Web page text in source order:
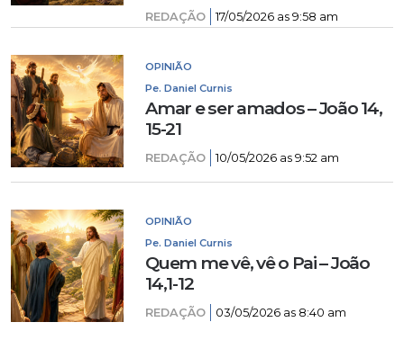
REDAÇÃO 17/05/2026 as 9:58 am
OPINIÃO
Pe. Daniel Curnis
Amar e ser amados – João 14,
15-21
REDAÇÃO 10/05/2026 as 9:52 am
OPINIÃO
Pe. Daniel Curnis
Quem me vê, vê o Pai – João
14,1-12
REDAÇÃO 03/05/2026 as 8:40 am